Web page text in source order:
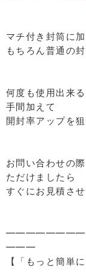
マチ付き封筒に
もちろん普通の
何度も使用出来
手間加えて
開封率アップを
お問い合わせの
ただけましたら
すぐにお見積さ
━━━
【「もっと簡単